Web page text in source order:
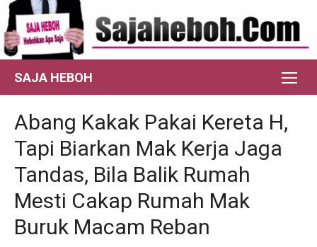
Skip
to
content
SAJA HEBOH
Abang Kakak Pakai Kereta H,
Tapi Biarkan Mak Kerja Jaga
Tandas, Bila Balik Rumah
Mesti Cakap Rumah Mak
Buruk Macam Reban